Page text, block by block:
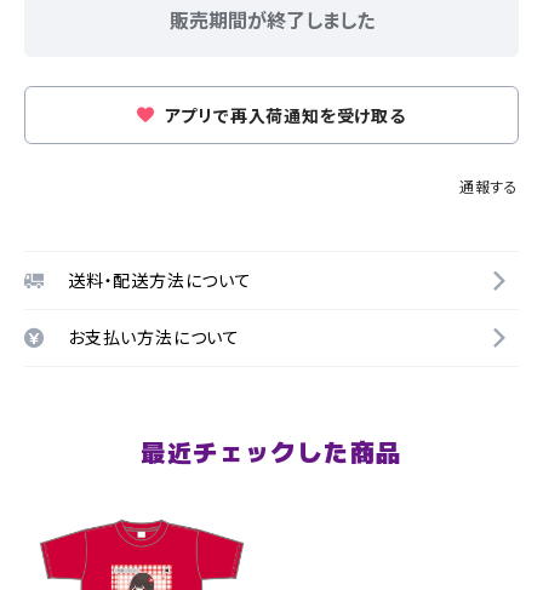
販売期間が終了しました
アプリで再入荷通知を受け取る
通報する
送料・配送方法について
お支払い方法について
最近チェックした商品